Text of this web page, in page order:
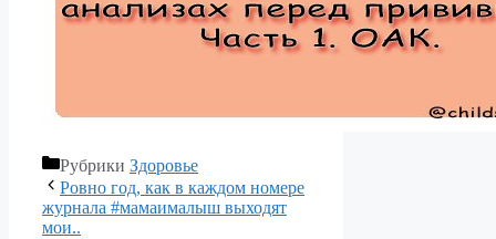
Рубрики Здоровье
Ровно год, как в каждом номере
журнала #мамаималыш выходят
мои..